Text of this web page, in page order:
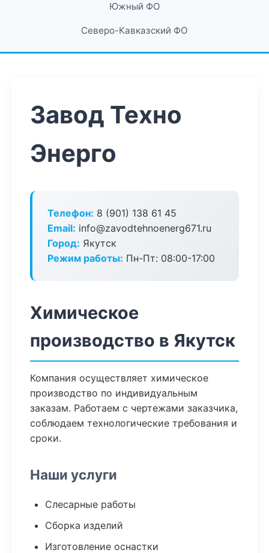
Южный ФО
Северо-Кавказский ФО
Завод Техно
Энерго
Телефон: 8 (901) 138 61 45
Email: info@zavodtehnoenerg671.ru
Город: Якутск
Режим работы: Пн-Пт: 08:00-17:00
Химическое
производство в Якутск
Компания осуществляет химическое
производство по индивидуальным
заказам. Работаем с чертежами заказчика,
соблюдаем технологические требования и
сроки.
Наши услуги
Слесарные работы
Сборка изделий
Изготовление оснастки